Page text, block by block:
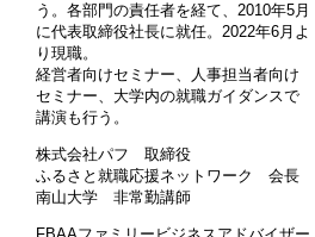
う。各部門の責任者を経て、2010年5月
に代表取締役社長に就任。2022年6月よ
り現職。
経営者向けセミナー、人事担当者向け
セミナー、大学内の就職ガイダンスで
講演も行う。
株式会社パフ 取締役
ふるさと就職応援ネットワーク 会長
南山大学 非常勤講師